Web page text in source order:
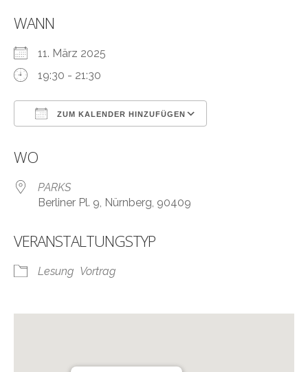
WANN
11. März 2025
19:30 - 21:30
ZUM KALENDER HINZUFÜGEN
WO
PARKS
Berliner Pl. 9, Nürnberg, 90409
VERANSTALTUNGSTYP
Lesung Vortrag